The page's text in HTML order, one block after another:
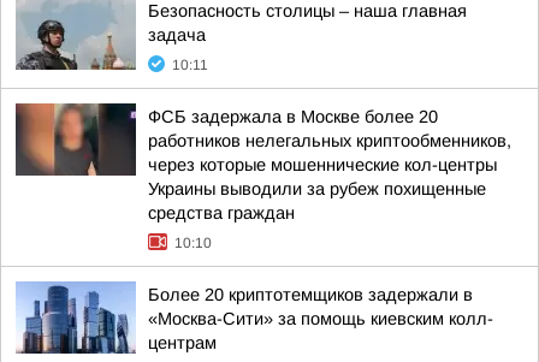
Безопасность столицы – наша главная
задача
10:11
ФСБ задержала в Москве более 20
работников нелегальных криптообменников,
через которые мошеннические кол-центры
Украины выводили за рубеж похищенные
средства граждан
10:10
Более 20 криптотемщиков задержали в
«Москва-Сити» за помощь киевским колл-
центрам